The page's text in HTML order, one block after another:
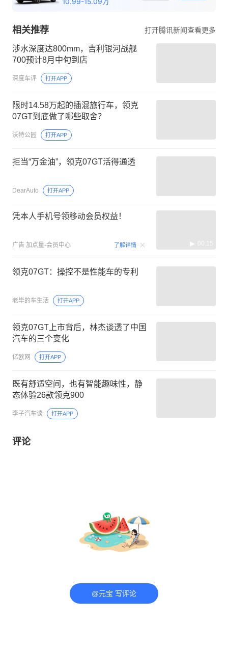
相关推荐 打开腾讯新闻查看更多
涉水深度达800mm，吉利银河战舰
700预计8月中旬到店
深度车评 打开APP
限时14.58万起的插混旅行车，领克
07GT到底做了哪些取舍？
沃特公园 打开APP
拒当“万金油”，领克07GT活得通透
DearAuto 打开APP
凭本人手机号领移动会员权益！
广告 加点量-会员中心 了解详情 00:15
领克07GT：操控不是性能车的专利
老毕的车生活 打开APP
领克07GT上市背后，林杰谈透了中国
汽车的三个变化
亿欧网 打开APP
既有舒适空间，也有智能趣味性，静
态体验26款领克900
李子汽车谈 打开APP
评论
@元宝 写评论